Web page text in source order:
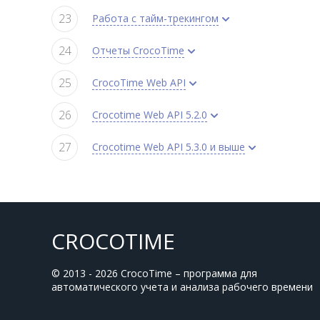
Работа с тайм-трекингом
Отчеты CrocoTime
CrocoTime Web API
Crocotime Web API 5.2.0
Crocotime Web API 5.3.0 и выше
CROCOTIME
© 2013 - 2026 CrocoTime – программа для
автоматического учета и анализа рабочего времени